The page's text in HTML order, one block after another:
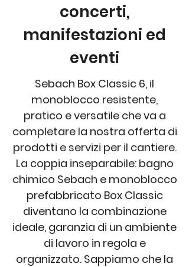
concerti,
manifestazioni ed
eventi
Sebach Box Classic 6, il
monoblocco resistente,
pratico e versatile che va a
completare la nostra offerta di
prodotti e servizi per il cantiere.
La coppia inseparabile: bagno
chimico Sebach e monoblocco
prefabbricato Box Classic
diventano la combinazione
ideale, garanzia di un ambiente
di lavoro in regola e
organizzato. Sappiamo che la